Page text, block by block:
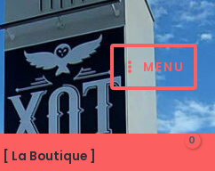
MENU
[ La Boutique ]